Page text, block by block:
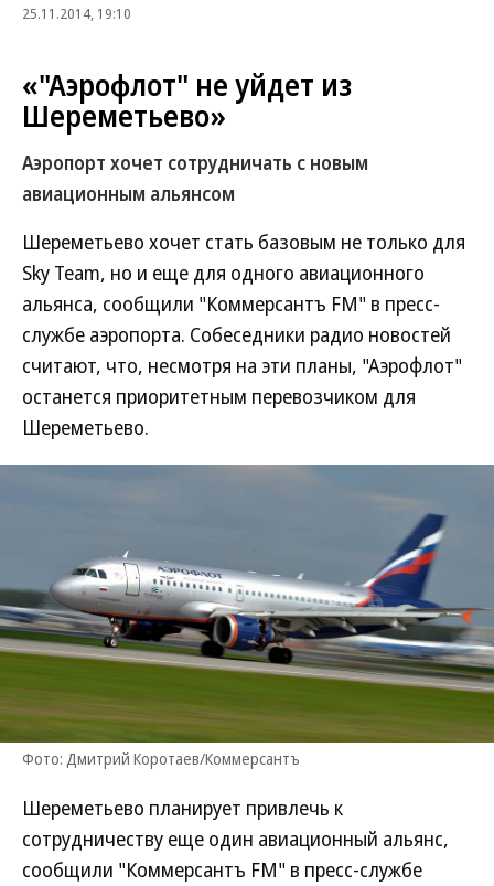
25.11.2014, 19:10
«"Аэрофлот" не уйдет из
Шереметьево»
Аэропорт хочет сотрудничать с новым
авиационным альянсом
Шереметьево хочет стать базовым не только для
Sky Team, но и еще для одного авиационного
альянса, сообщили "Коммерсантъ FM" в пресс-
службе аэропорта. Собеседники радио новостей
считают, что, несмотря на эти планы, "Аэрофлот"
останется приоритетным перевозчиком для
Шереметьево.
Фото: Дмитрий Коротаев/Коммерсантъ
Шереметьево планирует привлечь к
сотрудничеству еще один авиационный альянс,
сообщили "Коммерсантъ FM" в пресс-службе